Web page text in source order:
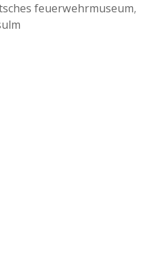
feuerwehrmuseum,